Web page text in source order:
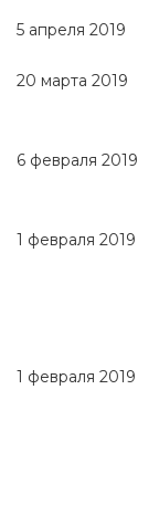
5 апреля 2019
20 марта 2019
6 февраля 2019
1 февраля 2019
1 февраля 2019